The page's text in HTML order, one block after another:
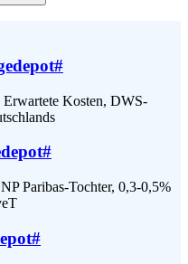
#
Kosten, DWS-
#
Paribas-Tochter, 0,3-0,5%
#